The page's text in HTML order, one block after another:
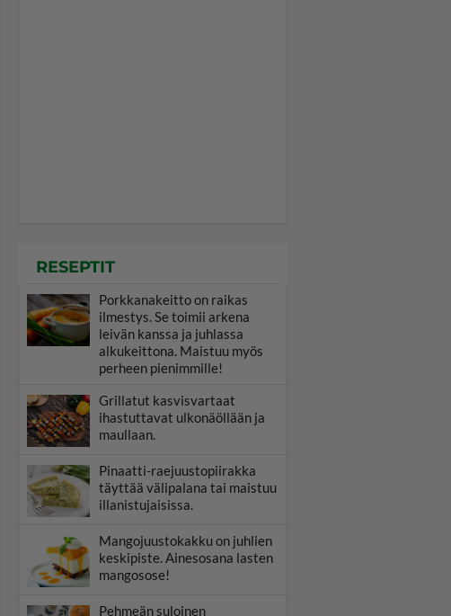
RESEPTIT
Porkkanakeitto on raikas
ilmestys. Se toimii arkena
leivän kanssa ja juhlassa
alkukeittona. Maistuu myös
perheen pienimmille!
Grillatut kasvisvartaat
ihastuttavat ulkonäöllään ja
maullaan.
Pinaatti-raejuustopiirakka
täyttää välipalana tai maistuu
illanistujaisissa.
Mangojuustokakku on juhlien
keskipiste. Ainesosana lasten
mangosose!
Pehmeän suloinen